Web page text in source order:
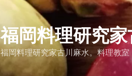
福岡料理研究
福岡料理研究家古川麻水。料理教